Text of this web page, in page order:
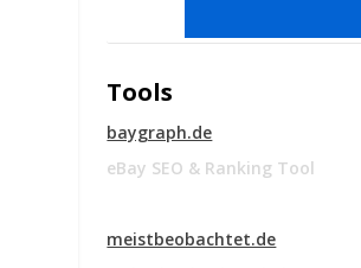
Tools
baygraph.de
eBay SEO & Ranking Tool
meistbeobachtet.de